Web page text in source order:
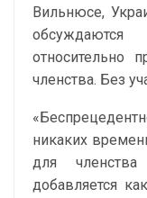
Вильнюсе,
относительно
членства. Без
никаких
для
добавляется